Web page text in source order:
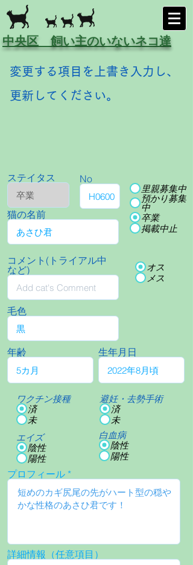
中央区 飼い主のいないネコ達
変更する項目を上書き入力し、
更新してください。
ステイタス No
猫の名前
里親募集中
預かり募集
中
卒業
掲載中止
コメント(トライアル中
など)
オス
メス
毛色
年齢
ワクチン接種
済
未
エイズ
陰性
陽性
生年月日
避妊・去勢手術
済
未
白血病
陰性
陽性
プロフィール
詳細情報（任意項目）